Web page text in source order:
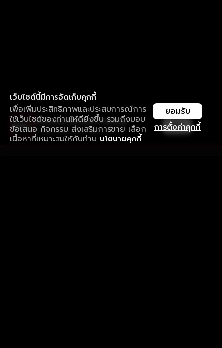
เว็บไซต์นี้มีการจัดเก็บคุกกี้
เพื่อเพิ่มประสิทธิภาพและประสบการณ์การ
ใช้เว็บไซต์ของท่านให้ดียิ่งขึ้น รวมถึงมอบ
ข้อเสนอ กิจกรรม ส่งเสริมการขาย เลือก
เนื้อหาที่เหมาะสมให้กับท่าน นโยบายคุกกี้
การตั้งค่าคุกกี้
ยอมรับ
ใช้งานแอป ลื่นไหลกว่า ไม่มีสะดุด
ดาวน์โหลดแอปเพื่อการรับชมที่ดีกว่า เปิด